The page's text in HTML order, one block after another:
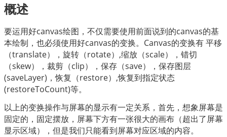
概述
要运用好canvas绘图，不仅需要使用前面说到的canvas的基
本绘制，也必须使用好canvas的变换。Canvas的变换有 平移
（translate），旋转（rotate）,缩放（scale），错切
（skew），裁剪（clip），保存（save），保存图层
(saveLayer)，恢复（restore）,恢复到指定状态
(restoreToCount)等。
以上的变换操作与屏幕的显示有一定关系，首先，想象屏幕是
固定的，固定摆放，屏幕下方有一张很大的画布（超出了屏幕
显示区域），但是我们只能看到屏幕对应区域的内容。